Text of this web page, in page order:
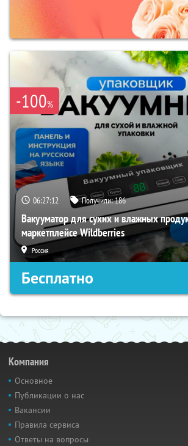
-100%
06:27:11 Получили:186
Вакууматор для сухих и влажных
маркетплейсе Wildberries
Россия
Бесплатно
Компания
Основное
Публикации о нас
Вакансии
Правила сервиса
Ответы на вопросы